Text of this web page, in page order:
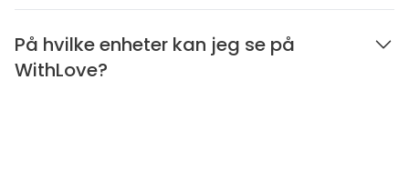
På hvilke enheter kan jeg se på
WithLove?